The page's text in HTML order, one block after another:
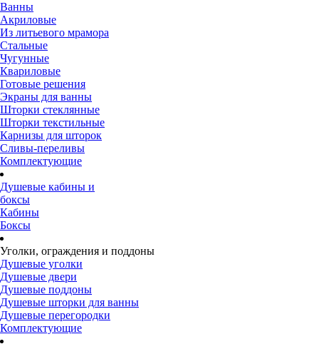
Ванны
Акриловые
Из литьевого мрамора
Стальные
Чугунные
Квариловые
Готовые решения
Экраны для ванны
Шторки стеклянные
Шторки текстильные
Карнизы для шторок
Сливы-переливы
Комплектующие
Душевые кабины и
боксы
Кабины
Боксы
Уголки, ограждения и поддоны
Душевые уголки
Душевые двери
Душевые поддоны
Душевые шторки для ванны
Душевые перегородки
Комплектующие